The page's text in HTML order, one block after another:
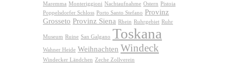
Maremma Monteriggioni Nachtaufnahme Ostern Pistoia
Poppelsdorfer Schloss Porto Santo Stefano Provinz
Grosseto Provinz Siena Rhein Ruhrgebiet Ruhr
Museum Ruine San Galgano Toskana
Wahner Heide Weihnachten Windeck
Windecker Ländchen Zeche Zollverein